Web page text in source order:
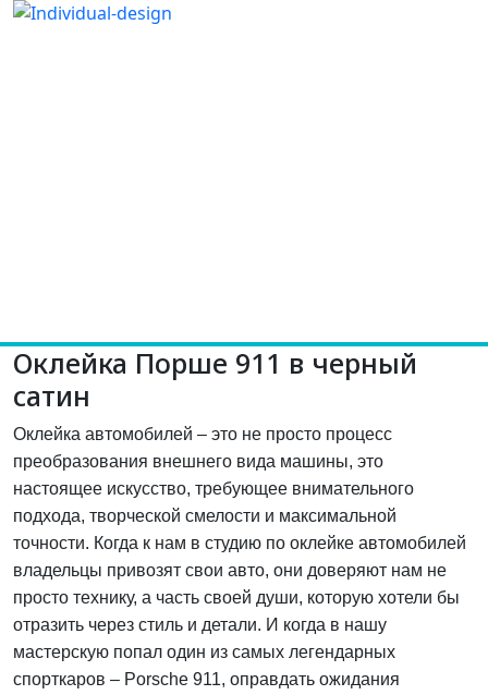
Оклейка Порше 911 в черный
сатин
Оклейка автомобилей – это не просто процесс
преобразования внешнего вида машины, это
настоящее искусство, требующее внимательного
подхода, творческой смелости и максимальной
точности. Когда к нам в студию по оклейке автомобилей
владельцы привозят свои авто, они доверяют нам не
просто технику, а часть своей души, которую хотели бы
отразить через стиль и детали. И когда в нашу
мастерскую попал один из самых легендарных
спорткаров – Porsche 911, оправдать ожидания